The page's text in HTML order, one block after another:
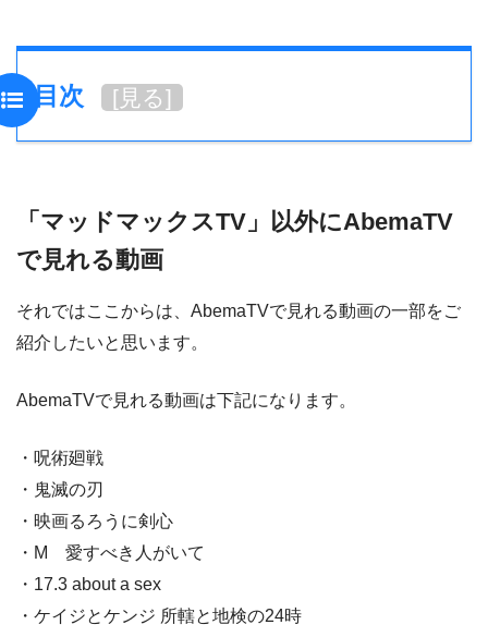
目次 [見る]
「マッドマックスTV」以外にAbemaTV
で見れる動画
それではここからは、AbemaTVで見れる動画の一部をご
紹介したいと思います。
AbemaTVで見れる動画は下記になります。
・呪術廻戦
・鬼滅の刃
・映画るろうに剣心
・M 愛すべき人がいて
・17.3 about a sex
・ケイジとケンジ 所轄と地検の24時